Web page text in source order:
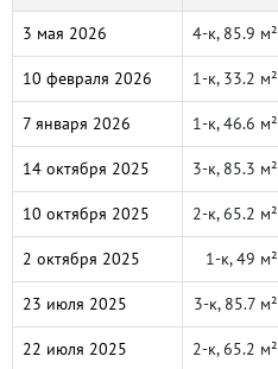
3 мая 2026 4-к, 85.9 м²
10 февраля 2026 1-к, 33.2 м²
7 января 2026 1-к, 46.6 м²
14 октября 2025 3-к, 85.3 м²
10 октября 2025 2-к, 65.2 м²
2 октября 2025 1-к, 49 м²
23 июля 2025 3-к, 85.7 м²
22 июля 2025 2-к, 65.2 м²